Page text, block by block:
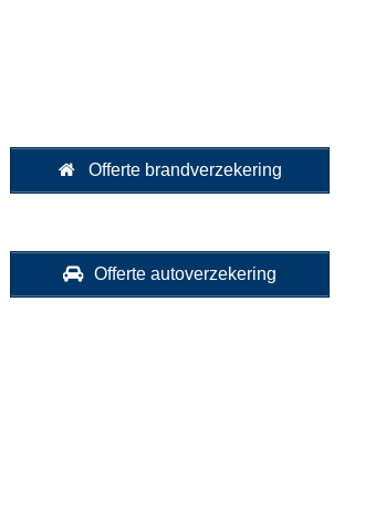
Offerte brandverzekering
Offerte autoverzekering